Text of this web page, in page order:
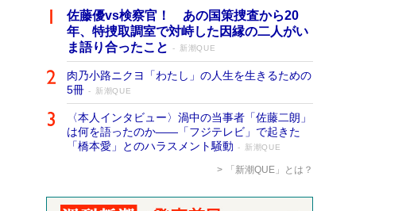
佐藤優vs検察官！ あの国策捜査から20
年、特捜取調室で対峙した因縁の二人がい
ま語り合ったこと
新潮QUE
肉乃小路ニクヨ「わたし」の人生を生きるための
5冊
新潮QUE
〈本人インタビュー〉渦中の当事者「佐藤二朗」
は何を語ったのか――「フジテレビ」で起きた
「橋本愛」とのハラスメント騒動
新潮QUE
「新潮QUE」とは？